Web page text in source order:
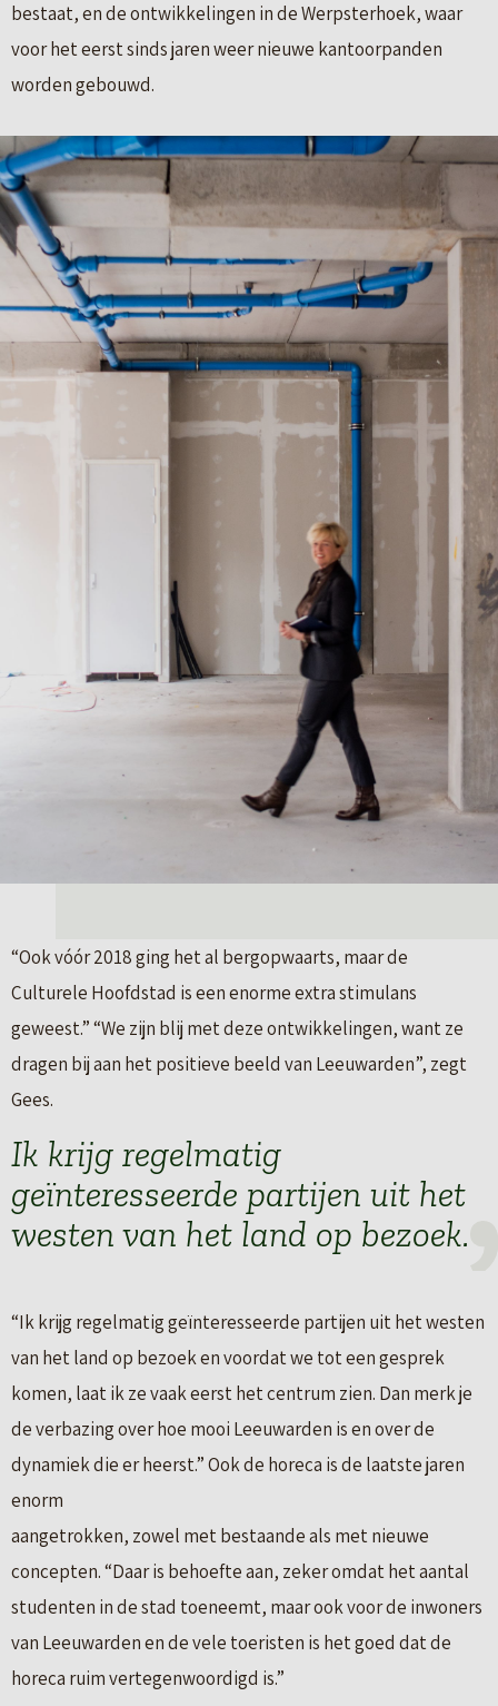
bestaat, en de ontwikkelingen in de Werpsterhoek, waar
voor het eerst sinds jaren weer nieuwe kantoorpanden
worden gebouwd.
“Ook vóór 2018 ging het al bergopwaarts, maar de
Culturele Hoofdstad is een enorme extra stimulans
geweest.” “We zijn blij met deze ontwikkelingen, want ze
dragen bij aan het positieve beeld van Leeuwarden”, zegt
Gees.
Ik krijg regelmatig
geïnteresseerde partijen uit het
westen van het land op bezoek.
“Ik krijg regelmatig geïnteresseerde partijen uit het westen
van het land op bezoek en voordat we tot een gesprek
komen, laat ik ze vaak eerst het centrum zien. Dan merk je
de verbazing over hoe mooi Leeuwarden is en over de
dynamiek die er heerst.” Ook de horeca is de laatste jaren
enorm
aangetrokken, zowel met bestaande als met nieuwe
concepten. “Daar is behoefte aan, zeker omdat het aantal
studenten in de stad toeneemt, maar ook voor de inwoners
van Leeuwarden en de vele toeristen is het goed dat de
horeca ruim vertegenwoordigd is.”